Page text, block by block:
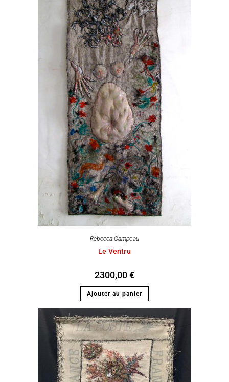
Rebecca Campeau
Le Ventru
2300,00€
Ajouter au panier